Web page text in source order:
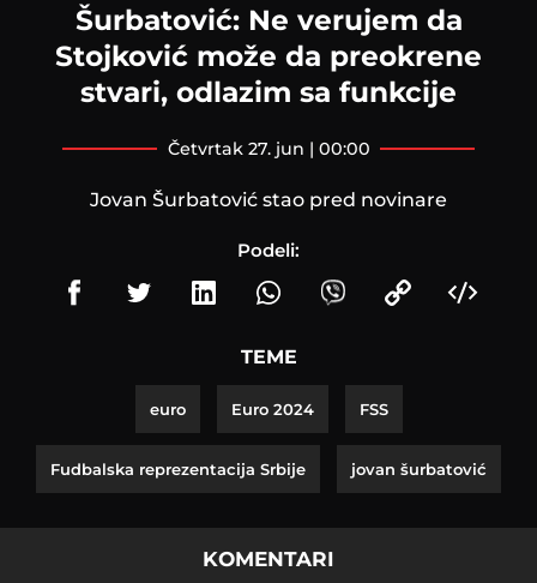
Šurbatović: Ne verujem da
Stojković može da preokrene
stvari, odlazim sa funkcije
četvrtak 27. jun | 00:00
Jovan Šurbatović stao pred novinare
Podeli:
TEME
euro Euro 2024 FSS
Fudbalska reprezentacija Srbije jovan šurbatović
KOMENTARI